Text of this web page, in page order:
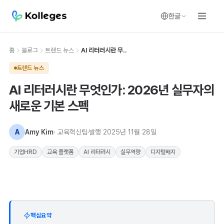
한글
홈 블로그 트렌드 뉴스 AI 리터러시란 무..
트렌드 뉴스
AI 리터러시란 무엇인가: 2026년 실무자의
새로운 기본 스펙
A Amy Kim· 교육혁신팀 발행 2025년 11월 28일
기업HRD 교육 플랫폼 AI 리터러시 실무역량 디지털배지
핵심요약